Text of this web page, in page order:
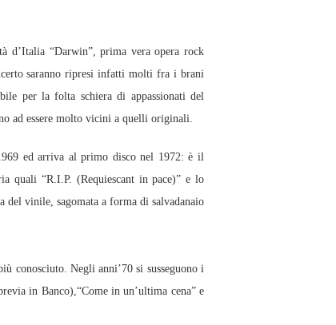
d’Italia “Darwin”, prima vera opera rock
saranno ripresi infatti molti fra i brani
per la folta schiera di appassionati del
ad essere molto vicini a quelli originali.
ed arriva al primo disco nel 1972: è il
quali “R.I.P. (Requiescant in pace)” e lo
del vinile, sagomata a forma di salvadanaio
conosciuto. Negli anni’70 si susseguono i
in Banco),“Come in un’ultima cena” e